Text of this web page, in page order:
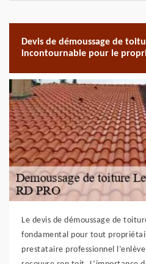
Devis de démoussage de
incontournable pour le
Le devis de démoussage de
fondamental pour tout
prestataire professionnel